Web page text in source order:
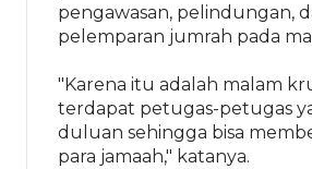
pengawasan, pelindungan,
pelemparan jumrah pada
"Karena itu adalah malam
terdapat petugas-petugas
duluan sehingga bisa
para jamaah," katanya.